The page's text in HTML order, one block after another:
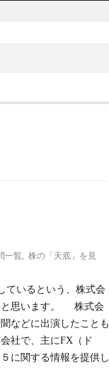
一覧
株の「天底」を見
ているという、株式会
と思います。 株式会
などに出演したことも
社で、主にFX（ド
に関する情報を提供し